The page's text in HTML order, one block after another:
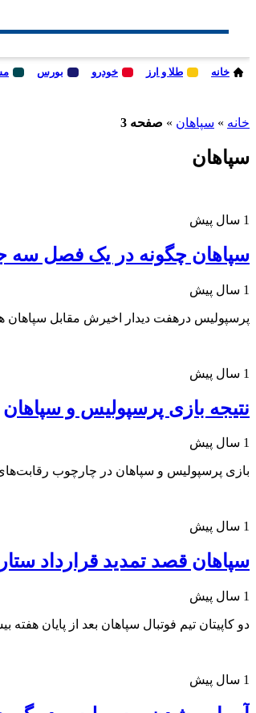
خانه طلا و ارز خودرو بورس
خانه » سپاهان » صفحه 3
سپاهان
1 سال پیش
سپاهان چگونه در یک فصل سه
1 سال پیش
پرسپولیس درهفت دیدار اخیرش مقابل
1 سال پیش
نتیجه بازی پرسپولیس و سپاهان
1 سال پیش
بازی پرسپولیس و سپاهان در چارچوب رقابت‌های لیگ برتر ایران از ساعت ۱۸:۰۰
1 سال پیش
سپاهان قصد تمدید قرارداد
1 سال پیش
دو کاپیتان تیم فوتبال سپاهان بعد از پایان
1 سال پیش